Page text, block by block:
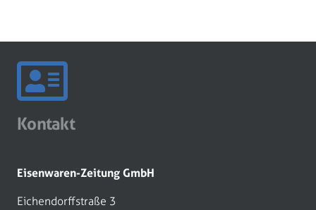
Kontakt
Eisenwaren-Zeitung GmbH
Eichendorffstraße 3